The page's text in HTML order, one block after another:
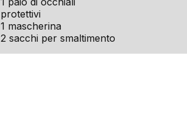
protettivi
1 mascherina
2 sacchi per smaltimento